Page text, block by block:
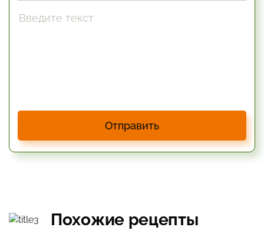
Отправить
Похожие рецепты